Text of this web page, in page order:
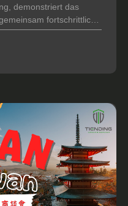
demonstriert das
fortschrittliche